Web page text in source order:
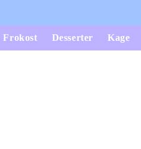
Frokost Desserter Kage